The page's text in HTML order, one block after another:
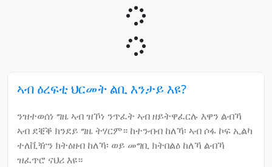
ኣብ ዕረፍቲ ህርመት ልቢ እንታይ እዩ?
ንዝተወሰነ ግዜ ኣብ ዝኾነ ንጥፈት ኣብ ዘይትዋፈርሉ እዋን ልብኻ
ኣብ ደቒቕ ክንደይ ግዜ ትሃርም። ከተንብብ ከለኻ፡ ኣብ ሶፋ ኮፍ ኢልካ
ተለቪዥን ክትዕዘብ ከለኻ፡ ወይ መግቢ ክትበልዕ ከለኻ ልብኻ
ዝፈጥሮ ናህሪ እዩ።